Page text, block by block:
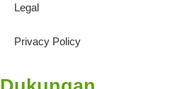
Legal
Privacy Policy